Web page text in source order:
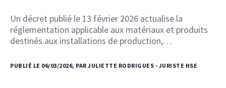
Un décret publié le 13 février 2026 actualise la
réglementation applicable aux matériaux et produits
destinés aux installations de production,…
PUBLIÉ LE 06/03/2026, PAR JULIETTE RODRIGUES - JURISTE HSE